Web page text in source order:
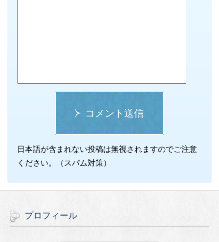
コメント送信
日本語が含まれない投稿は無視されますのでご注意
ください。（スパム対策）
プロフィール